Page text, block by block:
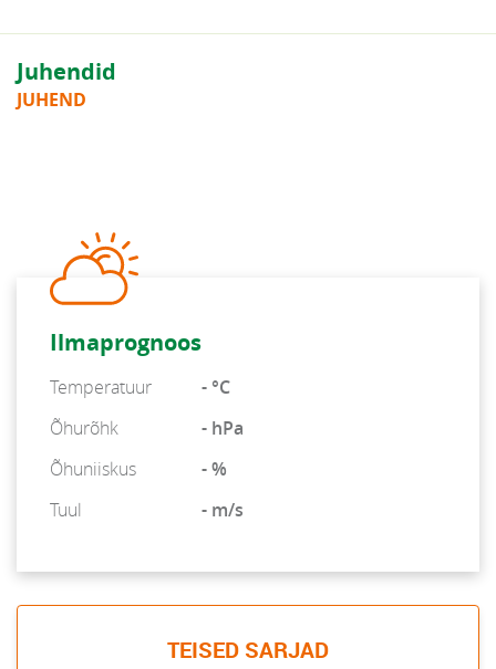
Juhendid
JUHEND
Ilmaprognoos
Temperatuur
- °C
Õhurõhk
- hPa
Õhuniiskus
- %
Tuul
- m/s
TEISED SARJAD